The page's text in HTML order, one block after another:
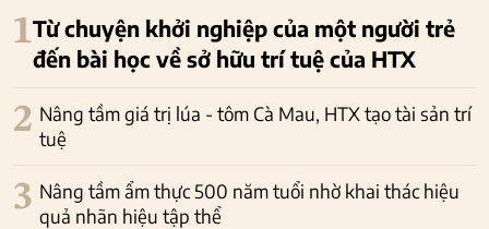
1Từ chuyện khởi nghiệp của một người trẻ
đến bài học về sở hữu trí tuệ của HTX
2 Nâng tầm giá trị lúa - tôm Cà Mau, HTX tạo tài sản trí
tuệ
3 Nâng tầm ẩm thực 500 năm tuổi nhờ khai thác hiệu
quả nhãn hiệu tập thể